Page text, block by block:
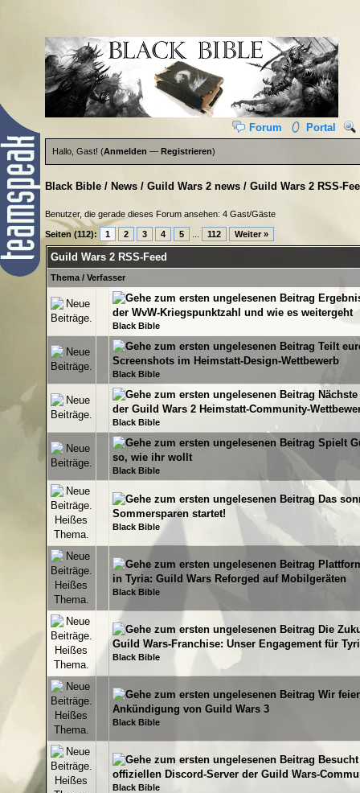
Forum Portal
Hallo, Gast! (Anmelden —Registrieren)
Black Bible / News /Guild Wars 2 news /Guild Wars 2 RSS-
Benutzer, die gerade dieses Forum ansehen: 4 Gast/Gäste
Seiten (112): 1 2 3 4 5 112 Weiter »
Guild Wars 2 RSS-Feed
Thema/ Verfasser
der WvW-Kriegspunktzahl und wie es weitergeht
Black Bible
0 Bewertung(en) - 0 von 5 durchschnittlich
12345
Teilt
Screenshots im Heimstatt-Design-Wettbewerb
Black Bible
0 Bewertung(en) - 0 von 5 durchschnittlich
12345
der Guild Wars 2 Heimstatt-Community-
Black Bible
0 Bewertung(en) - 0 von 5 durchschnittlich
1 23 45
Spielt
so, wie ihr wollt
Black Bible
0 Bewertung(en) - 0 von 5 durchschnittlich
1 234 5
Das
Sommersparen startet!
Black Bible
0 Bewertung(en) - 0 von 5 durchschnittlich
12345
in Tyria: Guild Wars Reforged auf Mobilgeräten
Black Bible
0 Bewertung(en) - 0 von 5 durchschnittlich
12 345
Die
Guild Wars-Franchise: Unser Engagement für
Black Bible
0 Bewertung(en) - 0 von 5 durchschnittlich
12345
Wir
Ankündigung von Guild Wars 3
Black Bible
0 Bewertung(en) - 0 von 5 durchschnittlich
12345
offiziellen Discord-Server der Guild Wars-
Black Bible
0 Bewertung(en) - 0 von 5 durchschnittlich
12345